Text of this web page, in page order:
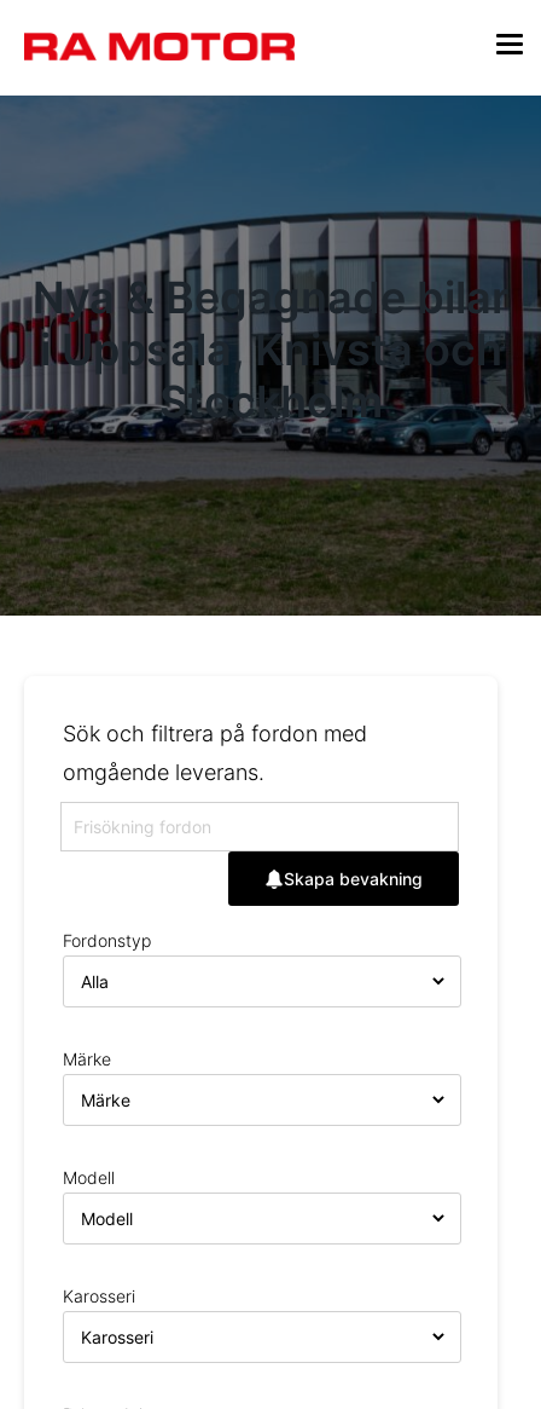
Nya & Begagnade bilar
i Uppsala, Knivsta och
Stockholm
Sök och filtrera på fordon med
omgående leverans.
Skapa bevakning
Fordonstyp
Märke
Modell
Karosseri